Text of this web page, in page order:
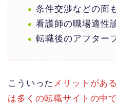
条件交渉などの面
看護師の職場適性
転職後のアフター
こういった メリットがあ
は多くの転職サイトの中